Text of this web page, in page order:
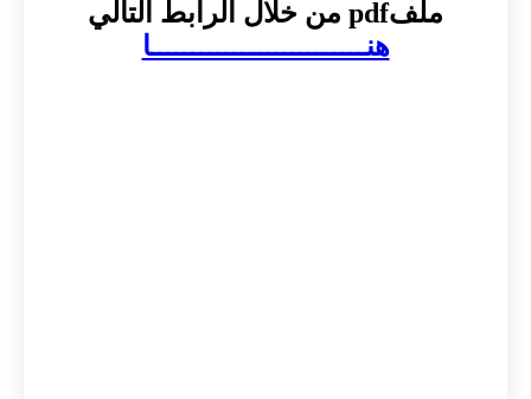
ملفpdf من خلال الرابط التالي
هنــــــــــــــــــــــــــا